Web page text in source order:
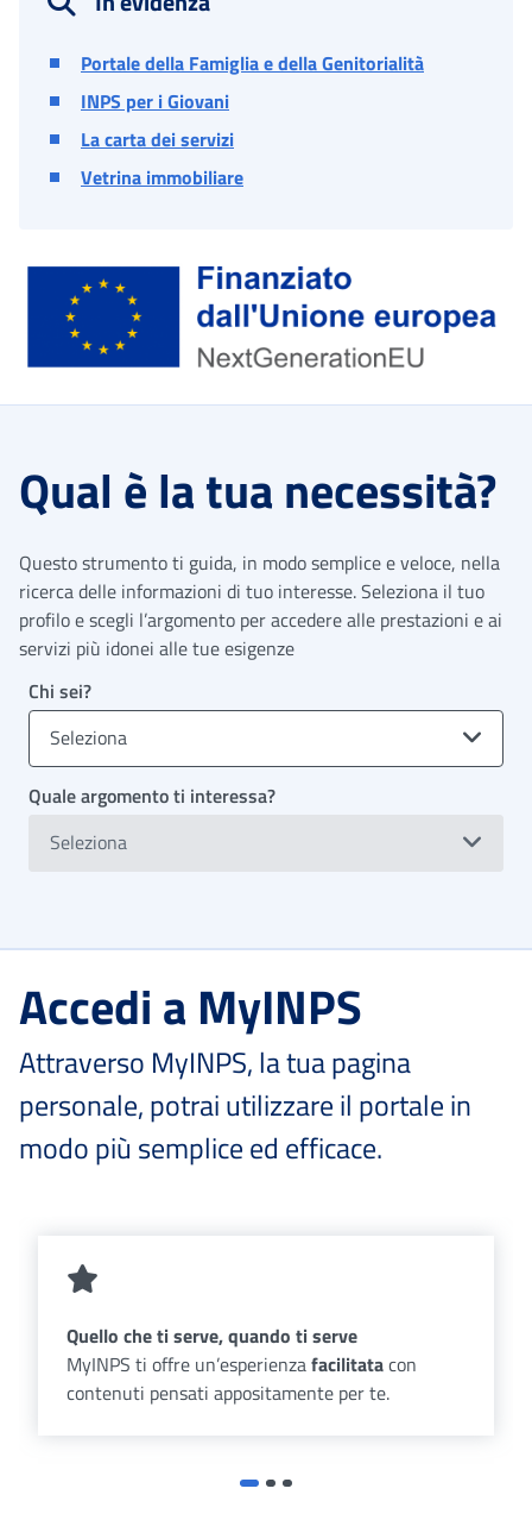
Portale della Famiglia e della Genitorialità
INPS per i Giovani
La carta dei servizi
Vetrina immobiliare
Qual è la tua necessità?
Questo strumento ti guida, in modo semplice e veloce, nella
ricerca delle informazioni di tuo interesse. Seleziona il tuo
profilo e scegli l’argomento per accedere alle prestazioni e ai
servizi più idonei alle tue esigenze
Chi sei?
Seleziona
Quale argomento ti interessa?
Seleziona
Accedi a MyINPS
Attraverso MyINPS, la tua pagina
personale, potrai utilizzare il portale in
modo più semplice ed efficace.
Quello che ti serve, quando ti serve
MyINPS ti offre un’esperienzafacilitatacon
contenuti pensati appositamente per te.